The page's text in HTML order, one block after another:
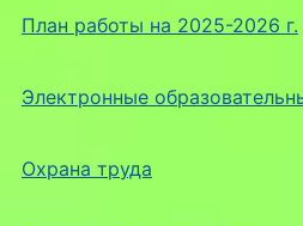
План работы на 2025-2026 г.
Электронные
Охрана труда